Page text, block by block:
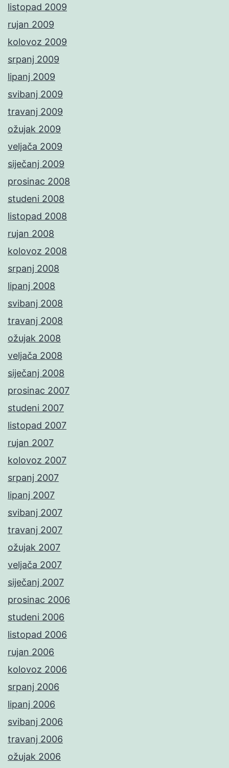
listopad 2009
rujan 2009
kolovoz 2009
srpanj 2009
lipanj 2009
svibanj 2009
travanj 2009
ožujak 2009
veljača 2009
siječanj 2009
prosinac 2008
studeni 2008
listopad 2008
rujan 2008
kolovoz 2008
srpanj 2008
lipanj 2008
svibanj 2008
travanj 2008
ožujak 2008
veljača 2008
siječanj 2008
prosinac 2007
studeni 2007
listopad 2007
rujan 2007
kolovoz 2007
srpanj 2007
lipanj 2007
svibanj 2007
travanj 2007
ožujak 2007
veljača 2007
siječanj 2007
prosinac 2006
studeni 2006
listopad 2006
rujan 2006
kolovoz 2006
srpanj 2006
lipanj 2006
svibanj 2006
travanj 2006
ožujak 2006